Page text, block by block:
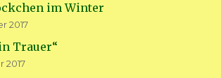
im Winter
2017
Trauer“
2017